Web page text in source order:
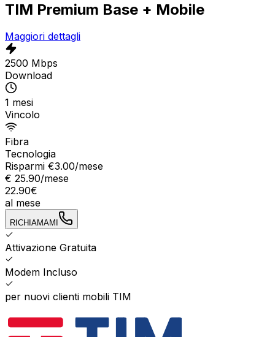
TIM Premium Base + Mobile
Maggiori dettagli
2500 Mbps
Download
1 mesi
Vincolo
Fibra
Tecnologia
Risparmi €3.00/mese
€ 25.90/mese
22.90€
al mese
RICHIAMAMI
Attivazione Gratuita
Modem Incluso
per nuovi clienti mobili TIM